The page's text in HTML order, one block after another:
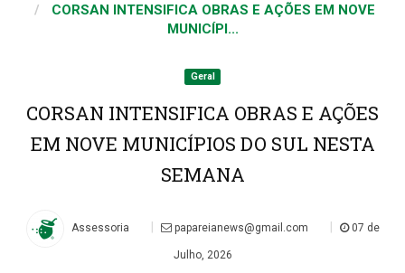
CORSAN INTENSIFICA OBRAS E AÇÕES EM NOVE
MUNICÍPI...
Geral
CORSAN INTENSIFICA OBRAS E AÇÕES
EM NOVE MUNICÍPIOS DO SUL NESTA
SEMANA
Assessoria | papareianews@gmail.com | 07 de
Julho, 2026